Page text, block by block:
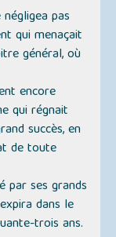
pas
qui menaçait
général, où
encore
qui régnait
succès, en
de toute
par ses grands
dans le
trois ans.